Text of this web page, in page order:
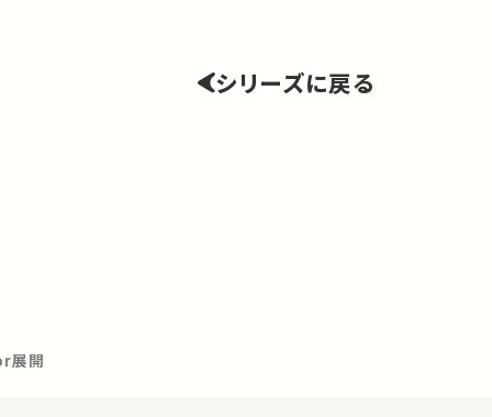
シリーズに戻る
展開